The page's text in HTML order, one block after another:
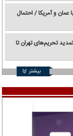
عمان و آمریکا / احتمال
تحریم‌های تهران تا
بیشتر